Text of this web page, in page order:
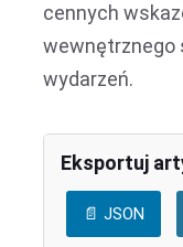
cennych
wewnętrznego
wydarzeń.
Eksportuj
📄 JSON